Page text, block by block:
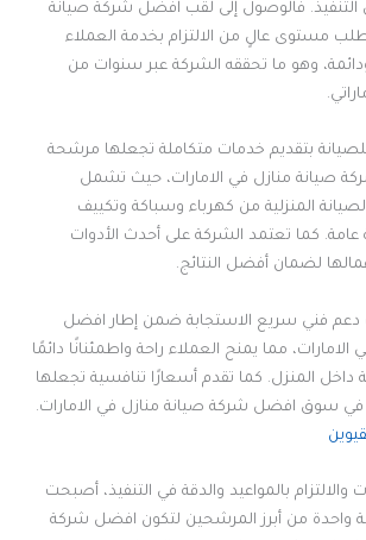
التنفيذ. فالوصول إلى لقب افضل شركة صيانة
مستوى عالٍ من الالتزام بخدمة العملاء
وهو ما تحققه الشركة عبر سنوات من
بتقديم خدمات متكاملة تجعلها مرشحة
صيانة منازل في الامارات، حيث تشمل
المنزلية من كهرباء وسباكة وتكييف
عامة. كما تعتمد الشركة على أحدث الأدوات
لضمان أفضل النتائج.
دعم فني سريع الاستجابة ضمن إطار افضل
مما يمنح العملاء راحة واطمئنانًا دائمًا
المنزل. كما تقدم أسعارًا تنافسية تجعلها
سوق افضل شركة صيانة منازل في الامارات.
بالمواعيد والدقة في التنفيذ، أصبحت
واحدة من أبرز المرشحين لتكون افضل شركة